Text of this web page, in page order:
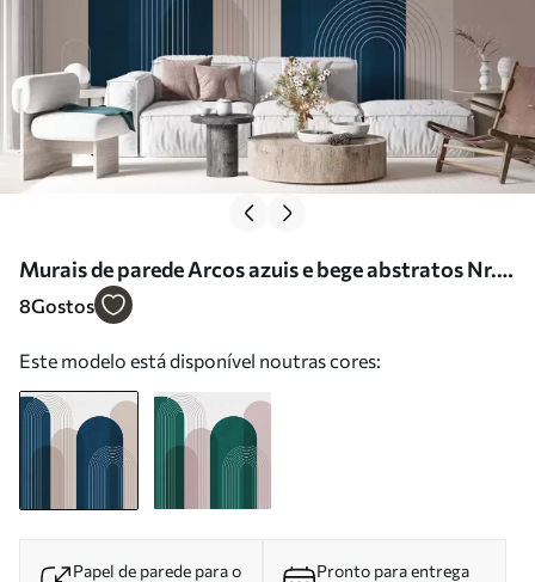
Murais de parede Arcos azuis e bege abstratos Nr.
u73098
8Gostos
Este modelo está disponível noutras cores:
Papel de parede para o
Pronto para entrega